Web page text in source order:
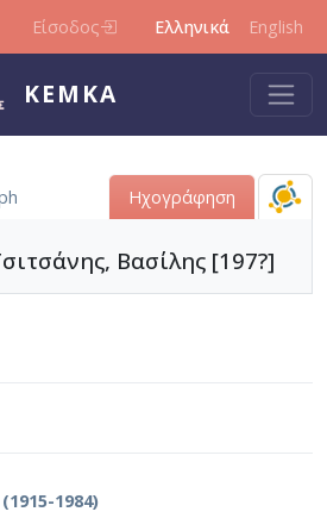
Είσοδος Ελληνικά English
ΚΕΜΚΑ
Ηχογράφηση
Βασίλης [197?]
1984)